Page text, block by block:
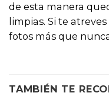
de esta manera
limpias. Si te
fotos más que
TAMBIÉN TE